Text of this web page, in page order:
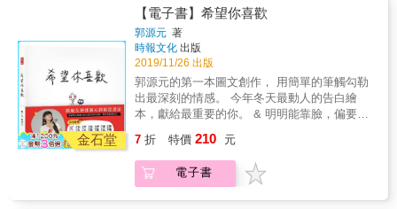
號，只是想跟你說，現在的我很好！」 每每收
到許久沒有私訊的粉絲， 特別寫來告訴
RingRing 近況，都會讓人感到欣慰， 能陪伴著
大家走過難熬的那段時光， 也是這一路以來能
堅持著的原因之一。 常常會有人說：
「RingRing 怎麼又說中我今天的心情」， 其實
RingRing 在心中大喊著「謝謝你也懂我」， 不
論身邊是否有人陪伴， 很多感受跟困難終究還
是只能自己面對， 最需要的就是為自己加滿
的想法最直接影響了自己行為， 最終會決定結
果往哪裡走， 不是一直提醒自己轉念，而是找
到心中的信念。 當你又對自己感到迷惘，試著
心得多？ RingRing 跟你們一樣對未來有著不安
的情緒， 在這過程中不斷的自我對話， 發現信
念可以形成一股勇敢的力量。 未來很現實的，
現在付出多少決定以後的模樣 十年後的自己會
變成什麼模樣，看看現在的自己就知道， 任何
時候開始行動都不嫌晚，關鍵是決心有多大。
我們都為了自己的未來拚命著， 這條路上你不
試著翻翻這個章節，有個人跟你經歷著相同的
過程， 也正在努力突破，或許有點辛苦、有點
為難自己， 但想著勾勒出來的未來，會到達
的。 & #有時不用強迫自己轉念 「RingRing 好
義為『事實／真相』。人不必立下什麼豐功偉
業來追求道德，單單認清並陳述事實就是道
德。」 【老友的話】 徐玫怡：「如果你問我
『妙如是怎樣一個人』，我發現我很難回答這
個問題。因為她二十幾年寫了那麼多在書上、
在網路上，很難一篇文章或幾句話去標示她。
如果真要說，只能說我覺得妙如是一個輪迴比
我多次的人，她比較早，或是比較快找到自己
心之所向。跟妙如的合作是一個很好的緣分，
人，密切合作了二十年？我們有接近的價值
觀，卻走出對比的人生。感受上，我不應該去
回答『你覺得妙如是一個什麼樣的人？』，我
裝扮我、拍我，而我&hellip;&hellip;就只想在窗
邊休息嘛&hellip;&hellip;不行嗎？？！！－－凹
凹 凹凹的幸福很簡單，有吃有睡有玩，想開心
的時候就抓抓紙箱找樂子， 不開心的時候喵喵
兩聲以示抗議，愛貓奴馬麻的時候磨蹭磨蹭以
示我記得妳， 厭煩的時候翻翻白眼自顧自地
睡。 這樣的人生誰不想！ 做自己，愛自己，不
惹麻煩不傷人，就和凹凹一樣自在吧！
金石堂
【電子書】希望你喜歡
郭源元 著
時報文化 出版
2019/11/26 出版
郭源元的第一本圖文創作， 用簡單的筆觸勾勒
出最深刻的情感。 今年冬天最動人的告白繪
本，獻給最重要的你。 & 明明能靠臉，偏要靠
郭源元將某日的隨手插畫放在IG限時動態上，
沒想到引起粉絲廣大的迴響，斜槓成為插畫創
作者，畫著畫著，竟促成了這本繪本的誕生。
7 折 特價 210 元
電子書